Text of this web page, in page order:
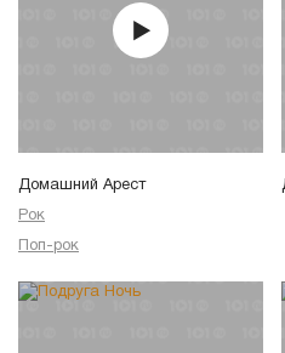
Домашний Арест
Рок
Поп-рок